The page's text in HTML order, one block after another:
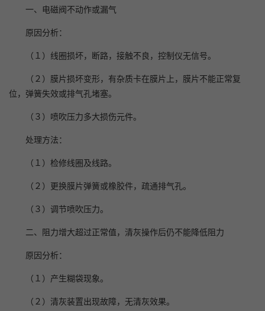
一、电磁阀不动作或漏气
原因分析：
（１）线圈损坏，断路，接触不良，控制仪无信号。
（２）膜片损坏变形，有杂质卡在膜片上，膜片不能正常复
位，弹簧失效或排气孔堵塞。
（３）喷吹压力多大损伤元件。
处理方法：
（１）检修线圈及线路。
（２）更换膜片弹簧或橡胶件，疏通排气孔。
（３）调节喷吹压力。
二、阻力增大超过正常值，清灰操作后仍不能降低阻力
原因分析：
（１）产生糊袋现象。
（２）清灰装置出现故障，无清灰效果。